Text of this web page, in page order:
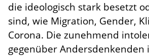
die ideologisch stark besetzt
sind, wie Migration, Gender,
Corona. Die zunehmend
gegenüber Andersdenkenden